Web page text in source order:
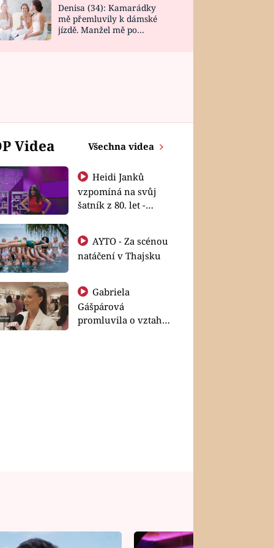
Denisa (34): Kamarádky
mě přemluvily k dámské
jízdě. Manžel mě po
Videa Všechna videa
Heidi Janků
vzpomíná na svůj
šatník z 80. let -
natáčení v Thajsku
Gabriela
Gášpárová
promluvila o vztahu